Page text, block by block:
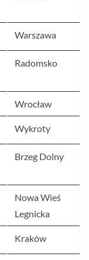
Warszawa
Radomsko
Wrocław
Wykroty
Brzeg Dolny
Nowa Wieś
Legnicka
Kraków